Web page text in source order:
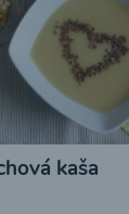
kaša